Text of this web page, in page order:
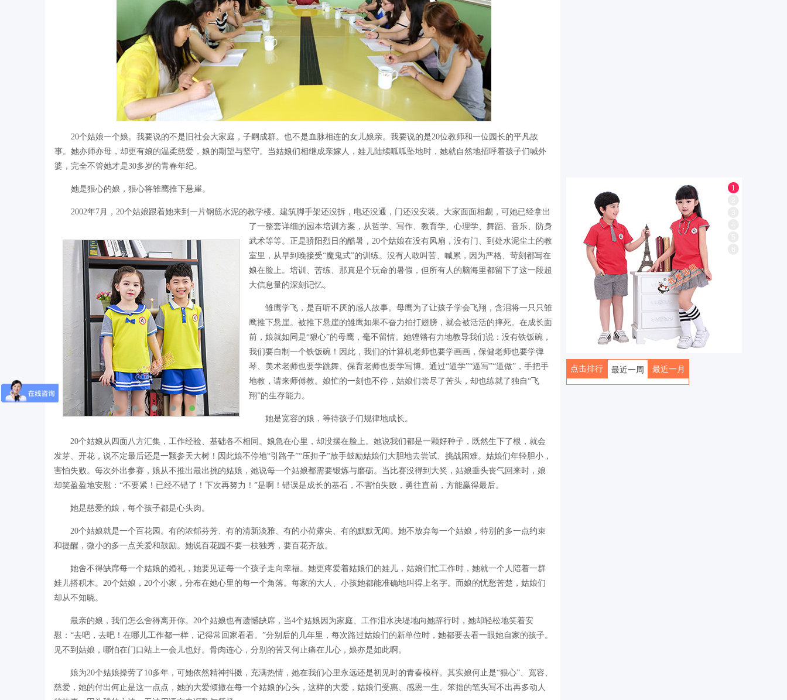
20个姑娘一个娘。我要说的不是旧社会大家庭，子嗣成群。也不是血脉相连的女儿娘亲。我要说的是20位教师和一位园长的平凡故
事。她亦师亦母，却更有娘的温柔慈爱，娘的期望与坚守。当姑娘们相继成亲嫁人，娃儿陆续呱呱坠地时，她就自然地招呼着孩子们喊外
婆，完全不管她才是30多岁的青春年纪。
她是狠心的娘，狠心将雏鹰推下悬崖。
2002年7月，20个姑娘跟着她来到一片钢筋水泥的教学楼。建筑脚手架还没拆，电还没通，门还没安装。大家面面相觑，可她已经拿出
了一整套详细的园本培训方案，从哲学、写作、教育学、心理学、舞蹈、音乐、防身
武术等等。正是骄阳烈日的酷暑，20个姑娘在没有风扇，没有门、到处水泥尘土的教
室里，从早到晚接受“魔鬼式”的训练。没有人敢叫苦、喊累，因为严格、苛刻都写在
娘在脸上。培训、苦练、那真是个玩命的暑假，但所有人的脑海里都留下了这一段超
大信息量的深刻记忆。
雏鹰学飞，是百听不厌的感人故事。母鹰为了让孩子学会飞翔，含泪将一只只雏
鹰推下悬崖。被推下悬崖的雏鹰如果不奋力拍打翅膀，就会被活活的摔死。在成长面
前，娘就如同是“狠心”的母鹰，毫不留情。她铿锵有力地教导我们说：没有铁饭碗，
我们要自制一个铁饭碗！因此，我们的计算机老师也要学画画，保健老师也要学弹
琴、美术老师也要学跳舞、保育老师也要学写博。通过“逼学”“逼写”“逼做”，手把手
地教，请来师傅教。娘忙的一刻也不停，姑娘们尝尽了苦头，却也练就了独自“飞
翔”的生存能力。
她是宽容的娘，等待孩子们规律地成长。
20个姑娘从四面八方汇集，工作经验、基础各不相同。娘急在心里，却没摆在脸上。她说我们都是一颗好种子，既然生下了根，就会
发芽、开花，说不定最后还是一颗参天大树！因此娘不停地“引路子”“压担子”放手鼓励姑娘们大胆地去尝试、挑战困难。姑娘们年轻胆小，
害怕失败。每次外出参赛，娘从不推出最出挑的姑娘，她说每一个姑娘都需要锻炼与磨砺。当比赛没得到大奖，姑娘垂头丧气回来时，娘
却笑盈盈地安慰：“不要紧！已经不错了！下次再努力！”是啊！错误是成长的基石，不害怕失败，勇往直前，方能赢得最后。
她是慈爱的娘，每个孩子都是心头肉。
20个姑娘就是一个百花园。有的浓郁芬芳、有的清新淡雅、有的小荷露尖、有的默默无闻。她不放弃每一个姑娘，特别的多一点约束
和提醒，微小的多一点关爱和鼓励。她说百花园不要一枝独秀，要百花齐放。
她舍不得缺席每一个姑娘的婚礼，她要见证每一个孩子走向幸福。她更疼爱着姑娘们的娃儿，姑娘们忙工作时，她就一个人陪着一群
娃儿搭积木。20个姑娘，20个小家，分布在她心里的每一个角落。每家的大人、小孩她都能准确地叫得上名字。而娘的忧愁苦楚，姑娘们
却从不知晓。
最亲的娘，我们怎么舍得离开你。20个姑娘也有遗憾缺席，当4个姑娘因为家庭、工作泪水决堤地向她辞行时，她却轻松地笑着安
慰：“去吧，去吧！在哪儿工作都一样，记得常回家看看。”分别后的几年里，每次路过姑娘们的新单位时，她都要去看一眼她自家的孩子。
见不到姑娘，哪怕在门口站上一会儿也好。骨肉连心，分别的苦又何止痛在儿心，娘亦是如此啊。
娘为20个姑娘操劳了10多年，可她依然精神抖擞，充满热情，她在我们心里永远还是初见时的青春模样。其实娘何止是“狠心”、宽容、
慈爱，她的付出何止是这一点点，她的大爱倾撒在每一个姑娘的心头，这样的大爱，姑娘们受惠、感恩一生。笨拙的笔头写不出再多动人
1
点击排行 最近一周 最近一月